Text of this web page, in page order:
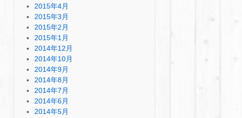
2015年4月
2015年3月
2015年2月
2015年1月
2014年12月
2014年10月
2014年9月
2014年8月
2014年7月
2014年6月
2014年5月